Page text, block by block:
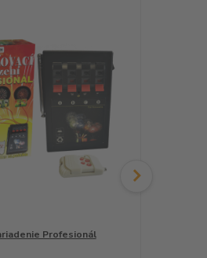
Profesionál